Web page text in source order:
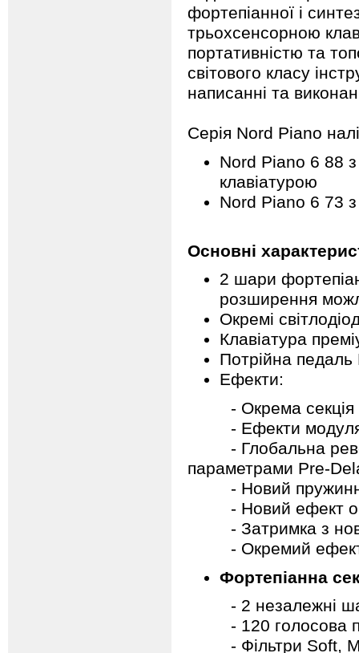
фортепіанної і
трьохсенсорною
портативністю та
світового класу
написанні та
Серія Nord Piano
Nord Piano 6 88
клавіатурою
Nord Piano 6 73
Основні
2 шари
розширення
Окремі
Клавіатура
Потрійна педаль
Ефекти:
- Окрема секція
- Ефекти
- Глобальна
параметрами Pre-
- Новий
- Новий ефект
- Затримка з
- Окремий ефект
Фортепіанна
- 2 незалежні
- 120 голосова
- Фільтри Soft,